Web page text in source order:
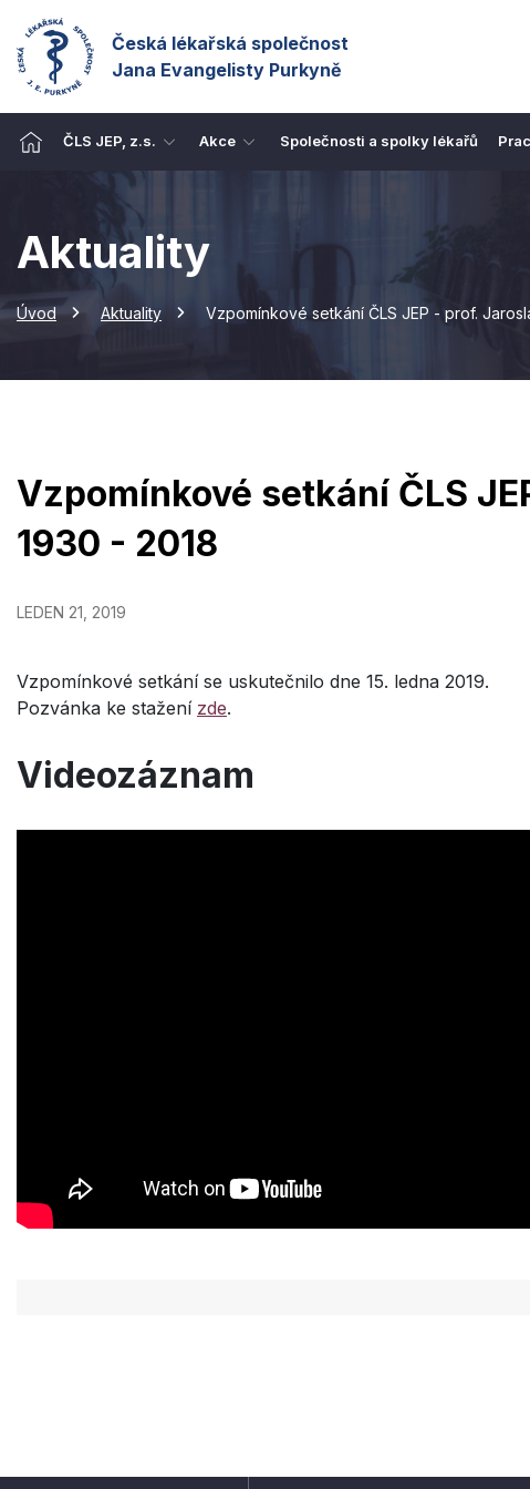
Česká lékařská společnost
Jana Evangelisty Purkyně
ČLS JEP, z.s. Akce Společnosti a spolky lékařů
Aktuality
Úvod Aktuality Vzpomínkové setkání ČLS JEP - prof.
Vzpomínkové setkání ČLS
1930 - 2018
LEDEN 21, 2019
Vzpomínkové setkání se uskutečnilo dne 15. ledna 2019.
Pozvánka ke stažení zde.
Videozáznam